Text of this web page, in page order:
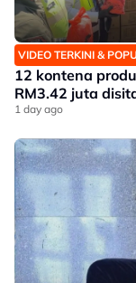
VIDEO TERKINI &
12 kontena
RM3.42 juta
1 day ago